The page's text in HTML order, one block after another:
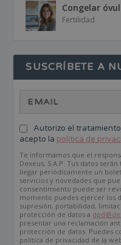
Congelar
Fertilidad
SUSCRÍBETE A
Autorizo el
acepto la política de
Te informamos que el
Dexeus, S.A.P. Tus datos
llegar periódicamente un
servicios y novedades que
consentimiento puede ser
momento puedes ejercer los
supresión, portabilidad,
protección de datos a
presentar una reclamación
protección de datos. Puedes
política de privacidad de la